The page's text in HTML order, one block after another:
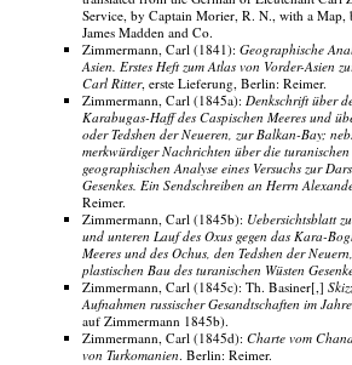
Service, by Captain Morier, R. N., with a
James Madden and Co.
Zimmermann, Carl (1841): Geographische
Asien. Erstes Heft zum Atlas von Vorder-Asien
Carl Ritter, erste Lieferung, Berlin: Reimer.
Zimmermann, Carl (1845a): Denkschrift über
Karabugas-Haff des Caspischen Meeres und
oder Tedshen der Neueren, zur Balkan-Bay;
merkwürdiger Nachrichten über die
geographischen Analyse eines Versuchs zur
Gesenkes. Ein Sendschreiben an Herrn
Reimer.
Zimmermann, Carl (1845b): Uebersichtsblatt
und unteren Lauf des Oxus gegen das Kara-
Meeres und des Ochus, den Tedshen der
plastischen Bau des turanischen Wüsten
Zimmermann, Carl (1845c): Th. Basiner[,]
Aufnahmen russischer Gesandtschaften im
auf Zimmermann 1845b).
Zimmermann, Carl (1845d): Charte vom
von Turkomanien. Berlin: Reimer.